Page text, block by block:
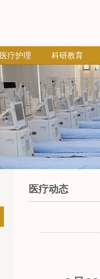
医疗护理 科研教育
医疗动态